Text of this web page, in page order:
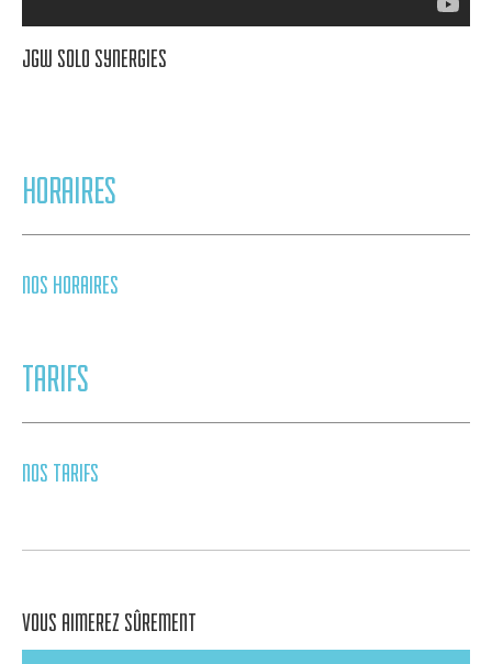
JGW SOLO SYNERGIES
HORAIRES
NOS HORAIRES
TARIFS
NOS TARIFS
VOUS AIMEREZ SÛREMENT